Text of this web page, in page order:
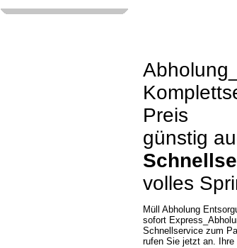
Preis
günstig
volles
Müll Abholung
sofort
Schnellservice zum
rufen Sie jetzt an. Ihre